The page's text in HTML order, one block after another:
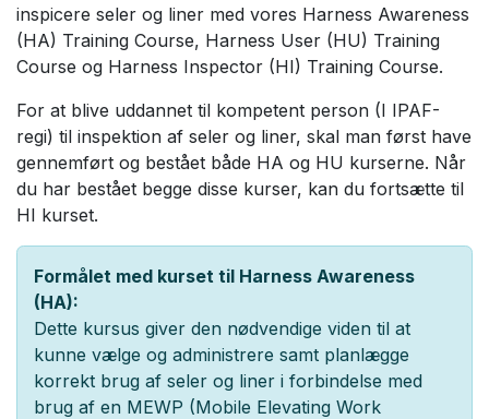
inspicere seler og liner med vores Harness Awareness
(HA) Training Course, Harness User (HU) Training
Course og Harness Inspector (HI) Training Course.
For at blive uddannet til kompetent person (I IPAF-
regi) til inspektion af seler og liner, skal man først have
gennemført og bestået både HA og HU kurserne. Når
du har bestået begge disse kurser, kan du fortsætte til
HI kurset.
Formålet med kurset til Harness Awareness
(HA):
Dette kursus giver den nødvendige viden til at
kunne vælge og administrere samt planlægge
korrekt brug af seler og liner i forbindelse med
brug af en MEWP (Mobile Elevating Work